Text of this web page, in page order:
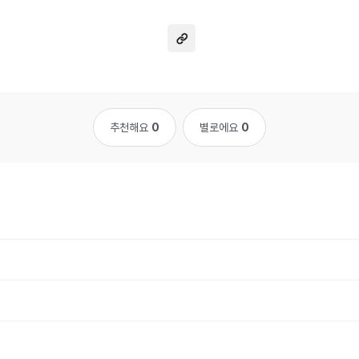
추천해요 0 별로에요 0